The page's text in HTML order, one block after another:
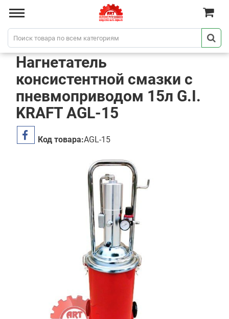
Нагнетатель
консистентной смазки с
пневмоприводом 15л G.I.
KRAFT AGL-15
Код товара:AGL-15